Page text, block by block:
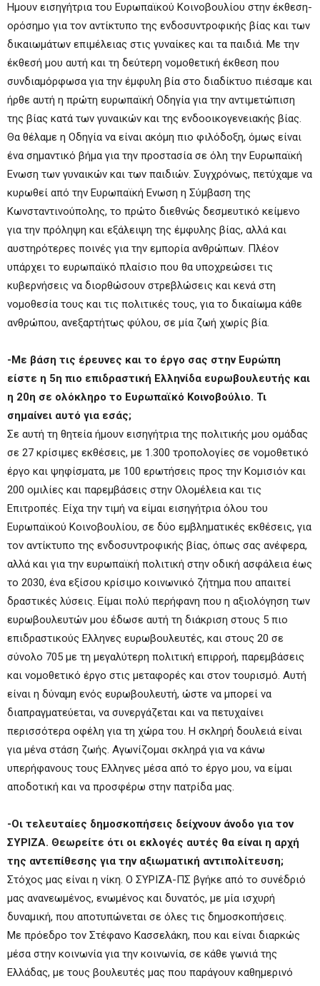
Ημουν εισηγήτρια του Ευρωπαϊκού Κοινοβουλίου στην έκθεση-
ορόσημο για τον αντίκτυπο της ενδοσυντροφικής βίας και των
δικαιωμάτων επιμέλειας στις γυναίκες και τα παιδιά. Με την
έκθεσή μου αυτή και τη δεύτερη νομοθετική έκθεση που
συνδιαμόρφωσα για την έμφυλη βία στο διαδίκτυο πιέσαμε και
ήρθε αυτή η πρώτη ευρωπαϊκή Οδηγία για την αντιμετώπιση
της βίας κατά των γυναικών και της ενδοοικογενειακής βίας.
Θα θέλαμε η Οδηγία να είναι ακόμη πιο φιλόδοξη, όμως είναι
ένα σημαντικό βήμα για την προστασία σε όλη την Ευρωπαϊκή
Ενωση των γυναικών και των παιδιών. Συγχρόνως, πετύχαμε να
κυρωθεί από την Ευρωπαϊκή Ενωση η Σύμβαση της
Κωνσταντινούπολης, το πρώτο διεθνώς δεσμευτικό κείμενο
για την πρόληψη και εξάλειψη της έμφυλης βίας, αλλά και
αυστηρότερες ποινές για την εμπορία ανθρώπων. Πλέον
υπάρχει το ευρωπαϊκό πλαίσιο που θα υποχρεώσει τις
κυβερνήσεις να διορθώσουν στρεβλώσεις και κενά στη
νομοθεσία τους και τις πολιτικές τους, για το δικαίωμα κάθε
ανθρώπου, ανεξαρτήτως φύλου, σε μία ζωή χωρίς βία.
-Με βάση τις έρευνες και το έργο σας στην Ευρώπη
είστε η 5η πιο επιδραστική Ελληνίδα ευρωβουλευτής και
η 20η σε ολόκληρο το Ευρωπαϊκό Κοινοβούλιο. Τι
σημαίνει αυτό για εσάς;
Σε αυτή τη θητεία ήμουν εισηγήτρια της πολιτικής μου ομάδας
σε 27 κρίσιμες εκθέσεις, με 1.300 τροπολογίες σε νομοθετικό
έργο και ψηφίσματα, με 100 ερωτήσεις προς την Κομισιόν και
200 ομιλίες και παρεμβάσεις στην Ολομέλεια και τις
Επιτροπές. Είχα την τιμή να είμαι εισηγήτρια όλου του
Ευρωπαϊκού Κοινοβουλίου, σε δύο εμβληματικές εκθέσεις, για
τον αντίκτυπο της ενδοσυντροφικής βίας, όπως σας ανέφερα,
αλλά και για την ευρωπαϊκή πολιτική στην οδική ασφάλεια έως
το 2030, ένα εξίσου κρίσιμο κοινωνικό ζήτημα που απαιτεί
δραστικές λύσεις. Είμαι πολύ περήφανη που η αξιολόγηση των
ευρωβουλευτών μου έδωσε αυτή τη διάκριση στους 5 πιο
επιδραστικούς Ελληνες ευρωβουλευτές, και στους 20 σε
σύνολο 705 με τη μεγαλύτερη πολιτική επιρροή, παρεμβάσεις
και νομοθετικό έργο στις μεταφορές και στον τουρισμό. Αυτή
είναι η δύναμη ενός ευρωβουλευτή, ώστε να μπορεί να
διαπραγματεύεται, να συνεργάζεται και να πετυχαίνει
περισσότερα οφέλη για τη χώρα του. Η σκληρή δουλειά είναι
για μένα στάση ζωής. Αγωνίζομαι σκληρά για να κάνω
υπερήφανους τους Ελληνες μέσα από το έργο μου, να είμαι
αποδοτική και να προσφέρω στην πατρίδα μας.
-Οι τελευταίες δημοσκοπήσεις δείχνουν άνοδο για τον
ΣΥΡΙΖΑ. Θεωρείτε ότι οι εκλογές αυτές θα είναι η αρχή
της αντεπίθεσης για την αξιωματική αντιπολίτευση;
Στόχος μας είναι η νίκη. Ο ΣΥΡΙΖΑ-ΠΣ βγήκε από το συνέδριό
μας ανανεωμένος, ενωμένος και δυνατός, με μία ισχυρή
δυναμική, που αποτυπώνεται σε όλες τις δημοσκοπήσεις.
Με πρόεδρο τον Στέφανο Κασσελάκη, που και είναι διαρκώς
μέσα στην κοινωνία για την κοινωνία, σε κάθε γωνιά της
Ελλάδας, με τους βουλευτές μας που παράγουν καθημερινό